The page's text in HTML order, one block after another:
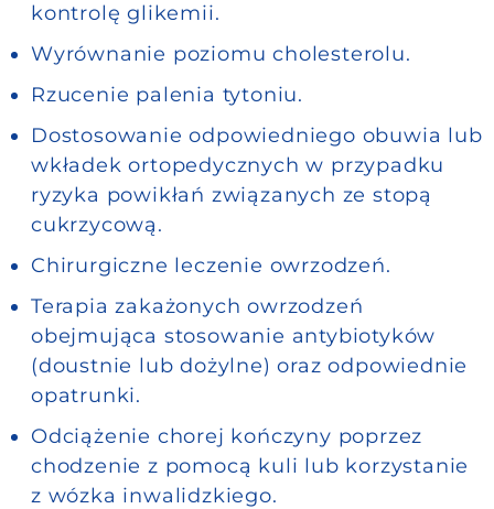
kontrolę glikemii.
Wyrównanie poziomu cholesterolu.
Rzucenie palenia tytoniu.
Dostosowanie odpowiedniego obuwia lub
wkładek ortopedycznych w przypadku
ryzyka powikłań związanych ze stopą
cukrzycową.
Chirurgiczne leczenie owrzodzeń.
Terapia zakażonych owrzodzeń
obejmująca stosowanie antybiotyków
(doustnie lub dożylne) oraz odpowiednie
opatrunki.
Odciążenie chorej kończyny poprzez
chodzenie z pomocą kuli lub korzystanie
z wózka inwalidzkiego.